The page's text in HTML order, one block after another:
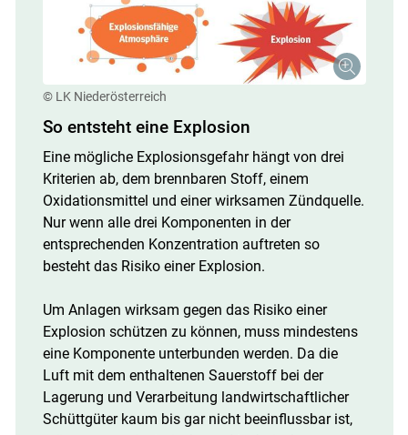
© LK Niederösterreich
So entsteht eine Explosion
Eine mögliche Explosionsgefahr hängt von drei
Kriterien ab, dem brennbaren Stoff, einem
Oxidationsmittel und einer wirksamen Zündquelle.
Nur wenn alle drei Komponenten in der
entsprechenden Konzentration auftreten so
besteht das Risiko einer Explosion.
Um Anlagen wirksam gegen das Risiko einer
Explosion schützen zu können, muss mindestens
eine Komponente unterbunden werden. Da die
Luft mit dem enthaltenen Sauerstoff bei der
Lagerung und Verarbeitung landwirtschaftlicher
Schüttgüter kaum bis gar nicht beeinflussbar ist,